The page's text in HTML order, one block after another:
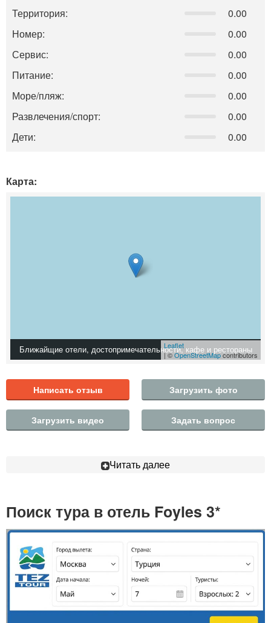
Территория:
0.00
Номер:
0.00
Сервис:
0.00
Питание:
0.00
Море/пляж:
0.00
Развлечения/спорт:
0.00
Дети:
0.00
Карта:
Leaflet
| ©OpenStreetMapcontributors
Ближайщие отели, достопримечательности, кафе и рестораны
Написать отзыв Загрузить фото
Загрузить видео Задать вопрос
Читать далее
Поиск тура в отель Foyles 3*